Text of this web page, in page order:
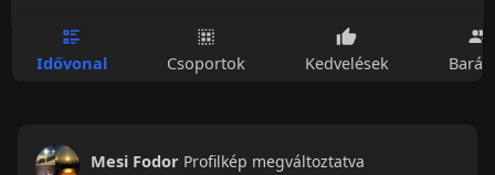
Idővonal Csoportok Kedvelések
Mesi Fodor Profilkép megváltoztatva